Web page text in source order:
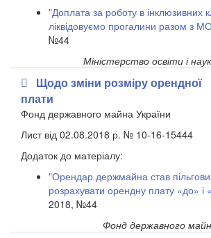
"Доплата за роботу в інклюзивних
ліквідовуємо прогалини разом з
№44
Міністерство освіти і
Щодо зміни розміру орендної
плати
Фонд державного майна України
Лист від 02.08.2018 р. № 10-16-15444
Додаток до матеріалу:
"Орендар держмайна став
розрахувати орендну плату «до» і
2018, №44
Фонд державного